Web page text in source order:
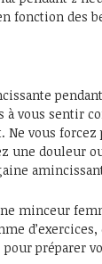
fonction des
à vous sentir
Ne vous forcez
une douleur
minceur
préparer